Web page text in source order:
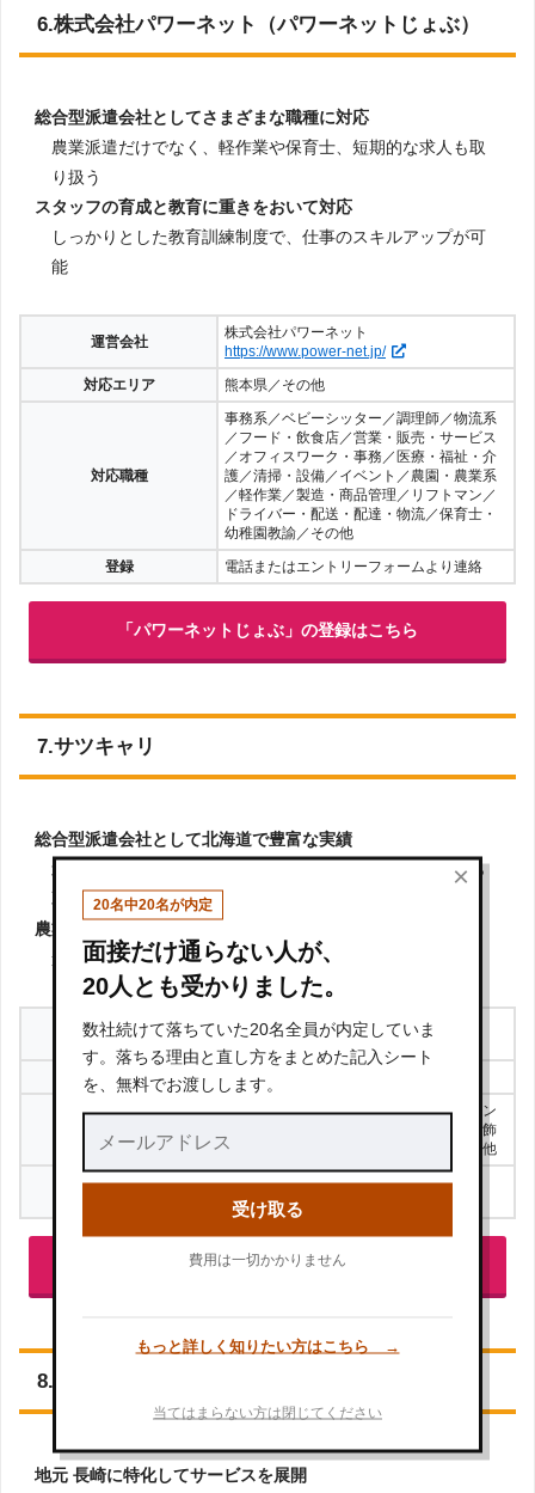
6.株式会社パワーネット（パワーネットじょぶ）
総合型派遣会社としてさまざまな職種に対応
農業派遣だけでなく、軽作業や保育士、短期的な求人も取
り扱う
スタッフの育成と教育に重きをおいて対応
しっかりとした教育訓練制度で、仕事のスキルアップが可
能
運営会社
株式会社パワーネット
https://www.power-net.jp/
対応エリア
熊本県／その他
対応職種
事務系／ベビーシッター／調理師／物流系
／フード・飲食店／営業・販売・サービス
／オフィスワーク・事務／医療・福祉・介
護／清掃・設備／イベント／農園・農業系
／軽作業／製造・商品管理／リフトマン／
ドライバー・配送・配達・物流／保育士・
幼稚園教諭／その他
登録
電話またはエントリーフォームより連絡
「パワーネットじょぶ」の登録はこちら
7.サツキャリ
総合型派遣会社として北海道で豊富な実績
北海道の人材会社としては老舗企業で、今までの実績から
取引先からの信頼も厚い
農業関連人材サービスを展開
道内の協力会社とも提携し、北海道での農業派遣が可能
運営会社
株式会社サツキャリ
対応エリア
北海道
食品／デモンストレーション／サンプリン
グ／アパレル／雑貨／アクセサリー・宝飾
／通訳コンシェルジュ／イベント／その他
WEB登録
（※カウンセリングあり）
「サツキャリ」の登録はこちら
8.株式会社エヌ
地元 長崎に特化してサービスを展開
×
20名中20名が内定
面接だけ通らない人が、
20人とも受かりました。
数社続けて落ちていた20名全員が内定していま
す。落ちる理由と直し方をまとめた記入シート
を、無料でお渡しします。
受け取る
費用は一切かかりません
もっと詳しく知りたい方はこちら →
当てはまらない方は閉じてください